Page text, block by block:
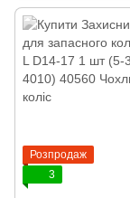
Розпродаж
3